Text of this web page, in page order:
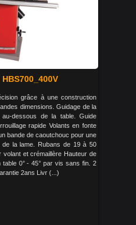
grâce à une construction
dimensions. Guidage de la
dessous de la table. Guide
rapide Volants en fonte
bande de caoutchouc pour une
de la lame. Rubans de 19 à 50
volant et crémaillère Hauteur de
0° - 45° par vis sans fin. 2
2ans Livr (...)